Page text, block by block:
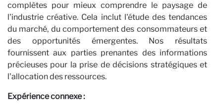
complètes pour mieux comprendre le paysage de
l'industrie créative. Cela inclut l'étude des tendances
du marché, du comportement des consommateurs et
des opportunités émergentes. Nos résultats
fournissent aux parties prenantes des informations
précieuses pour la prise de décisions stratégiques et
l'allocation des ressources.
Expérience connexe :